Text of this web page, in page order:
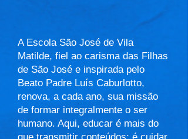
A Escola São José de Vila
Matilde, fiel ao carisma das Filhas
de São José e inspirada pelo
Beato Padre Luís Caburlotto,
renova, a cada ano, sua missão
de formar integralmente o ser
humano. Aqui, educar é mais do